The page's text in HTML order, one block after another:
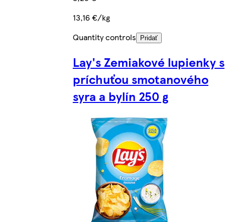
13,16 €/kg
Quantity controls
Pridať
Lay's Zemiakové lupienky s
príchuťou smotanového
syra a bylín 250 g